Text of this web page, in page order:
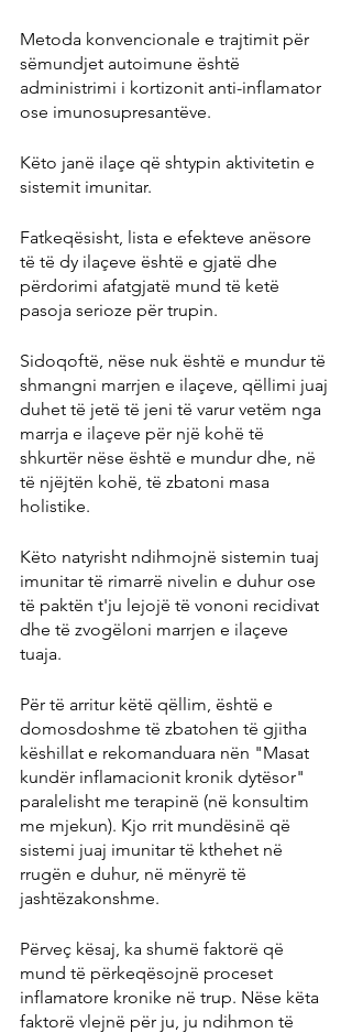
Metoda konvencionale e trajtimit për
sëmundjet autoimune është
administrimi i kortizonit anti-inflamator
ose imunosupresantëve.
Këto janë ilaçe që shtypin aktivitetin e
sistemit imunitar.
Fatkeqësisht, lista e efekteve anësore
të të dy ilaçeve është e gjatë dhe
përdorimi afatgjatë mund të ketë
pasoja serioze për trupin.
Sidoqoftë, nëse nuk është e mundur të
shmangni marrjen e ilaçeve, qëllimi juaj
duhet të jetë të jeni të varur vetëm nga
marrja e ilaçeve për një kohë të
shkurtër nëse është e mundur dhe, në
të njëjtën kohë, të zbatoni masa
holistike.
Këto natyrisht ndihmojnë sistemin tuaj
imunitar të rimarrë nivelin e duhur ose
të paktën t'ju lejojë të vononi recidivat
dhe të zvogëloni marrjen e ilaçeve
tuaja.
Për të arritur këtë qëllim, është e
domosdoshme të zbatohen të gjitha
këshillat e rekomanduara nën "Masat
kundër inflamacionit kronik dytësor"
paralelisht me terapinë (në konsultim
me mjekun). Kjo rrit mundësinë që
sistemi juaj imunitar të kthehet në
rrugën e duhur, në mënyrë të
jashtëzakonshme.
Përveç kësaj, ka shumë faktorë që
mund të përkeqësojnë proceset
inflamatore kronike në trup. Nëse këta
faktorë vlejnë për ju, ju ndihmon të